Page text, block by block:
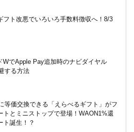
い
！
フト改悪でいろいろ手数料徴収へ！8/3
WでApple Pay追加時のナビダイヤル
する方法
等価交換できる「えらべるギフト」がフ
トとミニストップで登場！WAON1%還
ト誕生！？